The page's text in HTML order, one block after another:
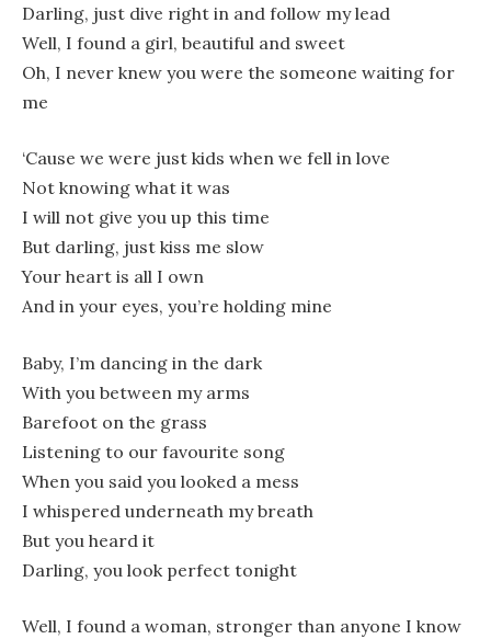
Darling, just dive right in and follow my lead
Well, I found a girl, beautiful and sweet
Oh, I never knew you were the someone waiting for
me
‘Cause we were just kids when we fell in love
Not knowing what it was
I will not give you up this time
But darling, just kiss me slow
Your heart is all I own
And in your eyes, you’re holding mine
Baby, I’m dancing in the dark
With you between my arms
Barefoot on the grass
Listening to our favourite song
When you said you looked a mess
I whispered underneath my breath
But you heard it
Darling, you look perfect tonight
Well, I found a woman, stronger than anyone I know